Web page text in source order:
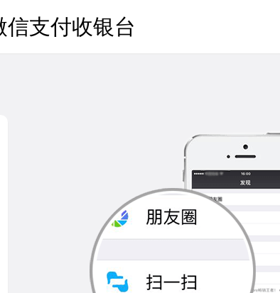
信支付收银台